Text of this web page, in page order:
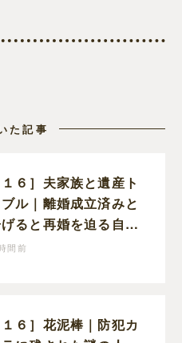
た記事
１６］夫家族と遺産ト
ル｜離婚成立済みと
ると再婚を迫る自分
としか考えない元夫
間前
１６］花泥棒｜防犯カ